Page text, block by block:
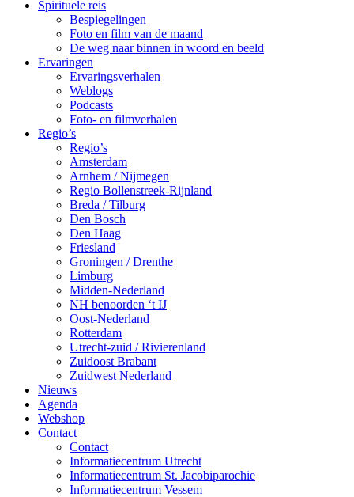
Spirituele reis
Bespiegelingen
Foto en film van de maand
De weg naar binnen in woord en beeld
Ervaringen
Ervaringsverhalen
Weblogs
Podcasts
Foto- en filmverhalen
Regio’s
Regio’s
Amsterdam
Arnhem / Nijmegen
Regio Bollenstreek-Rijnland
Breda / Tilburg
Den Bosch
Den Haag
Friesland
Groningen / Drenthe
Limburg
Midden-Nederland
NH benoorden ‘t IJ
Oost-Nederland
Rotterdam
Utrecht-zuid / Rivierenland
Zuidoost Brabant
Zuidwest Nederland
Nieuws
Agenda
Webshop
Contact
Contact
Informatiecentrum Utrecht
Informatiecentrum St. Jacobiparochie
Informatiecentrum Vessem